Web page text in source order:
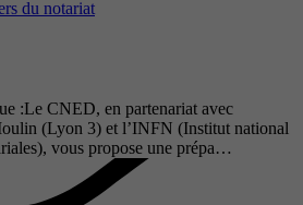
du notariat
:Le CNED, en partenariat avec
(Lyon 3) et l’INFN (Institut national
vous propose une prépa…